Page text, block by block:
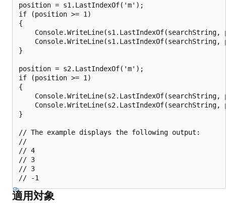
position = s1.LastIndexOf('m');
if (position >= 1)
{
}
position = s2.LastIndexOf('m');
if (position >= 1)
{
}
// The example displays the following output:
//
// 4
// 3
// 3
適用対象